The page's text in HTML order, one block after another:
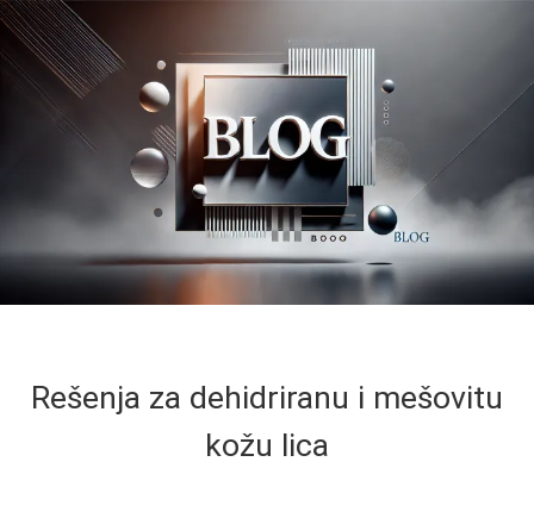
Rešenja za dehidriranu i mešovitu
kožu lica